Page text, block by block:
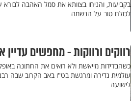
לכולם טוב על הנשמה
רווקים ורווקות - מחפשים
כשהבדידות מייאשת ולא רואים את החתונה
לישועה